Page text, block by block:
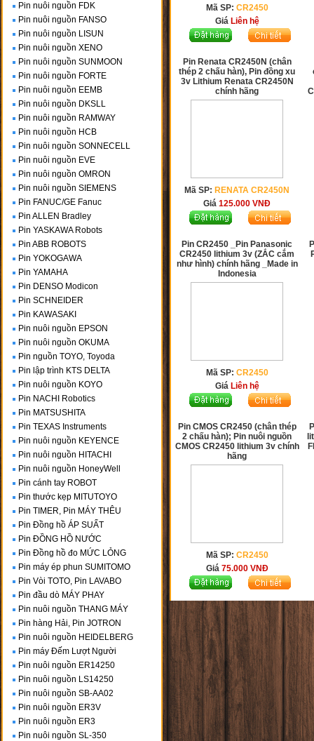
Pin nuôi nguồn FDK
Pin nuôi nguồn FANSO
Pin nuôi nguồn LISUN
Pin nuôi nguồn XENO
Pin nuôi nguồn SUNMOON
Pin nuôi nguồn FORTE
Pin nuôi nguồn EEMB
Pin nuôi nguồn DKSLL
Pin nuôi nguồn RAMWAY
Pin nuôi nguồn HCB
Pin nuôi nguồn SONNECELL
Pin nuôi nguồn EVE
Pin nuôi nguồn OMRON
Pin nuôi nguồn SIEMENS
Pin FANUC/GE Fanuc
Pin ALLEN Bradley
Pin YASKAWA Robots
Pin ABB ROBOTS
Pin YOKOGAWA
Pin YAMAHA
Pin DENSO Modicon
Pin SCHNEIDER
Pin KAWASAKI
Pin nuôi nguồn EPSON
Pin nuôi nguồn OKUMA
Pin nguồn TOYO, Toyoda
Pin lập trình KTS DELTA
Pin nuôi nguồn KOYO
Pin NACHI Robotics
Pin MATSUSHITA
Pin TEXAS Instruments
Pin nuôi nguồn KEYENCE
Pin nuôi nguồn HITACHI
Pin nuôi nguồn HoneyWell
Pin cánh tay ROBOT
Pin thước kẹp MITUTOYO
Pin TIMER, Pin MÁY THÊU
Pin Đồng hồ ÁP SUẤT
Pin ĐỒNG HỒ NƯỚC
Pin Đồng hồ đo MỨC LỎNG
Pin máy ép phun SUMITOMO
Pin Vòi TOTO, Pin LAVABO
Pin đầu dò MÁY PHAY
Pin nuôi nguồn THANG MÁY
Pin hàng Hải, Pin JOTRON
Pin nuôi nguồn HEIDELBERG
Pin máy Đếm Lượt Người
Pin nuôi nguồn ER14250
Pin nuôi nguồn LS14250
Pin nuôi nguồn SB-AA02
Pin nuôi nguồn ER3V
Pin nuôi nguồn ER3
Pin nuôi nguồn SL-350
Mã SP: CR2450
Giá Liên hệ
Pin Renata CR2450N (chân
thép 2 chấu hàn), Pin đồng xu
3v Lithium Renata CR2450N
chính hãng
Mã SP: RENATA CR2450N
Giá125.000VNĐ
Pin CR2450 _Pin Panasonic
CR2450 lithium 3v (ZẮC cắm
như hình) chính hãng _Made in
Indonesia
Mã SP: CR2450
Giá Liên hệ
Pin CMOS CR2450 (chân thép
2 chấu hàn); Pin nuôi nguồn
CMOS CR2450 lithium 3v chính
hãng
Mã SP: CR2450
Giá 75.000 VNĐ